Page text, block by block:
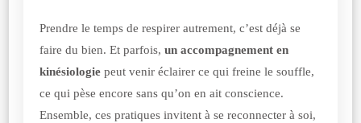
Prendre le temps de respirer autrement, c’est déjà se
faire du bien. Et parfois, un accompagnement en
kinésiologie peut venir éclairer ce qui freine le souffle,
ce qui pèse encore sans qu’on en ait conscience.
Ensemble, ces pratiques invitent à se reconnecter à soi,